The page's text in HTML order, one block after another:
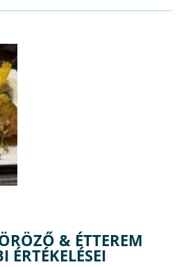
& ÉTTEREM
ÉRTÉKELÉSEI